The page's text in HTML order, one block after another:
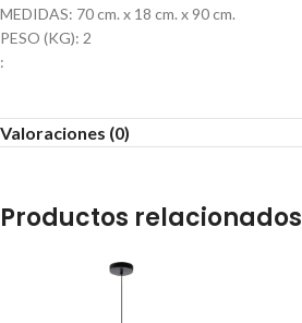
MEDIDAS: 70 cm. x 18 cm. x 90 cm.
PESO (KG): 2
:
Valoraciones (0)
Productos relacionados